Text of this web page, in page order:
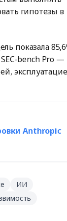
гипотезы в
показала
SEC-bench Pro —
Anthropic
ИИ